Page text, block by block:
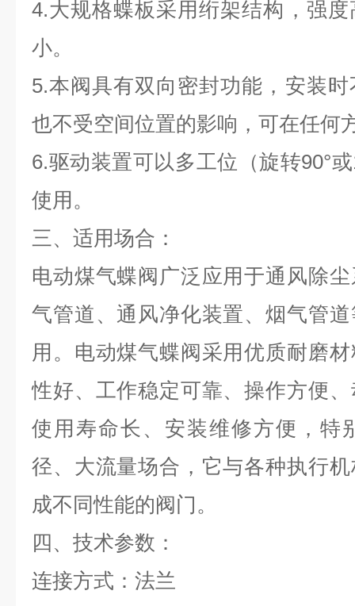
4.大规格蝶板采用绗架结构，强
小。
5.本阀具有双向密封功能，安装
也不受空间位置的影响，可在任何
6.驱动装置可以多工位（旋转90°
使用。
三、 适用场合：
电动煤气蝶阀广泛应用于通风除
气管道、通风净化装置、烟气管
用。电动煤气蝶阀采用优质耐磨
性好、工作稳定可靠、操作方便
使用寿命长、安装维修方便，特
径、大流量场合，它与各种执行
成不同性能的阀门。
四、 技术参数：
连接方式：法兰